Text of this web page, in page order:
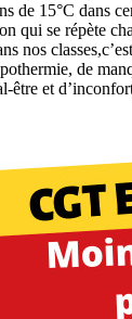
de 15°C dans
qui se répète
nos
de
être et